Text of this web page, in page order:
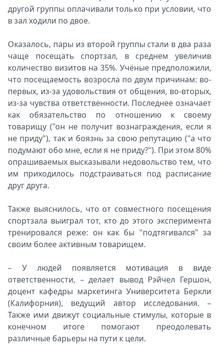
другой группы оплачивали только при условии, что
в зал ходили по двое.
Оказалось, пары из второй группы стали в два раза
чаще посещать спортзал, в среднем увеличив
количество визитов на 35%. Учёные предположили,
что посещаемость возросла по двум причинам: во-
первых, из-за удовольствия от общения, во-вторых,
из-за чувства ответственности. Последнее означает
как обязательство по отношению к своему
товарищу ("он не получит вознаграждения, если я
не приду"), так и боязнь за свою репутацию ("а что
подумают обо мне, если я не приду?"). При этом 80%
опрашиваемых высказывали недовольство тем, что
им приходилось подстраиваться под расписание
друг друга.
Также выяснилось, что от совместного посещения
спортзала выиграл тот, кто до этого эксперимента
тренировался реже: он как бы "подтягивался" за
своим более активным товарищем.
– У людей появляется мотивация в виде
ответственности, – делает вывод Рэйчел Гершон,
доцент кафедры маркетинга Университета Беркли
(Калифорния), ведущий автор исследования. –
Также ими движут социальные стимулы, которые в
конечном итоге помогают преодолевать
различные барьеры на пути к цели.